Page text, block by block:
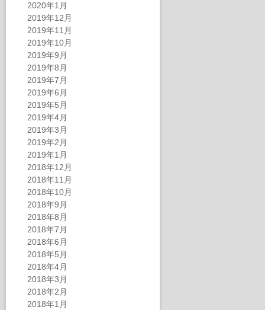
2020年1月
2019年12月
2019年11月
2019年10月
2019年9月
2019年8月
2019年7月
2019年6月
2019年5月
2019年4月
2019年3月
2019年2月
2019年1月
2018年12月
2018年11月
2018年10月
2018年9月
2018年8月
2018年7月
2018年6月
2018年5月
2018年4月
2018年3月
2018年2月
2018年1月